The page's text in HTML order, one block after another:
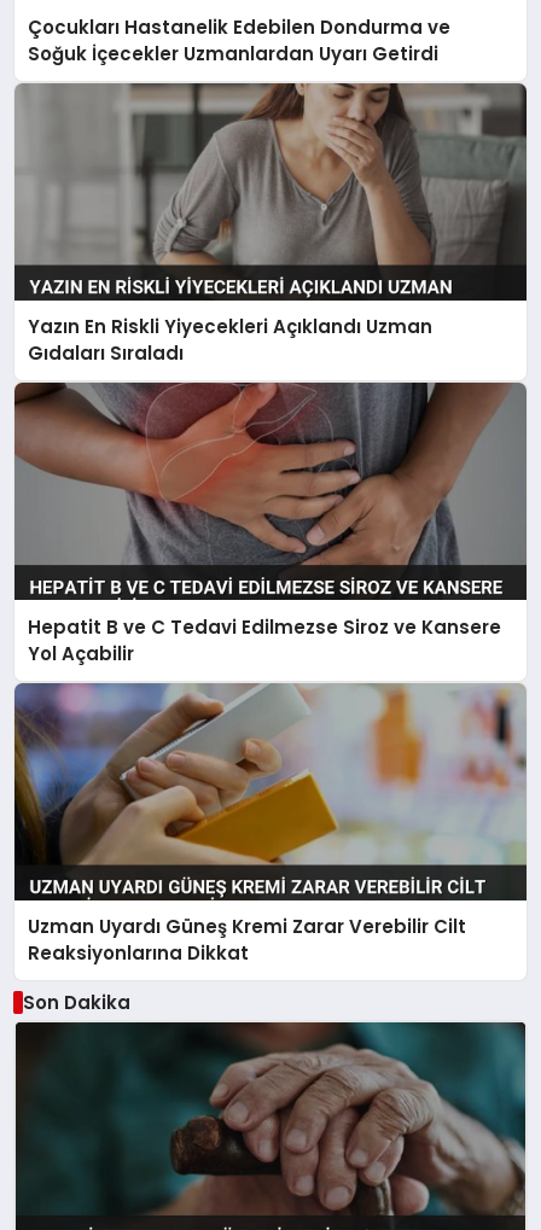
Çocukları Hastanelik Edebilen Dondurma ve
Soğuk İçecekler Uzmanlardan Uyarı Getirdi
Yazın En Riskli Yiyecekleri Açıklandı Uzman
Gıdaları Sıraladı
Hepatit B ve C Tedavi Edilmezse Siroz ve Kansere
Yol Açabilir
Uzman Uyardı Güneş Kremi Zarar Verebilir Cilt
Reaksiyonlarına Dikkat
Son Dakika